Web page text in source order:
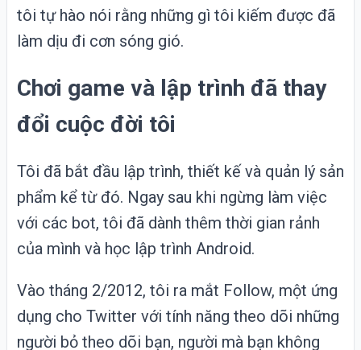
tôi tự hào nói rằng những gì tôi kiếm được đã
làm dịu đi cơn sóng gió.
Chơi game và lập trình đã thay
đổi cuộc đời tôi
Tôi đã bắt đầu lập trình, thiết kế và quản lý sản
phẩm kể từ đó. Ngay sau khi ngừng làm việc
với các bot, tôi đã dành thêm thời gian rảnh
của mình và học lập trình Android.
Vào tháng 2/2012, tôi ra mắt Follow, một ứng
dụng cho Twitter với tính năng theo dõi những
người bỏ theo dõi bạn, người mà bạn không